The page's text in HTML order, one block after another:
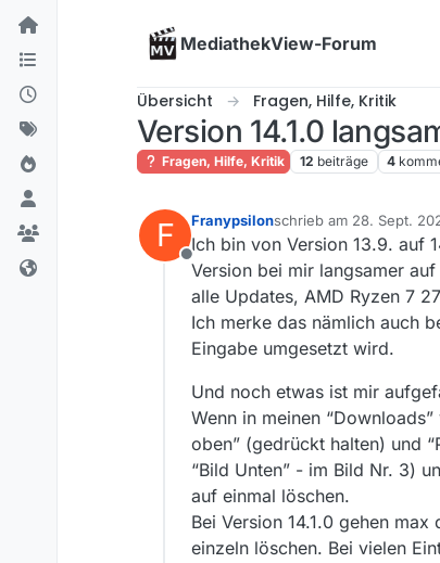
Skip to content
MediathekView-Forum
Übersicht Fragen, Hilfe, Kritik
Version 14.1.0
Fragen, Hilfe, Kritik 12 beiträge 4
F
Offline
Franypsilonschrieb am 28. Sept.
zuletzt editiert von
Ich bin von Version 13.9. auf
Version bei mir langsamer
alle Updates, AMD Ryzen 7
Ich merke das nämlich auch
Eingabe umgesetzt wird.
Und noch etwas ist mir
Wenn in meinen
oben” (gedrückt halten) und
“Bild Unten” - im Bild Nr. 3)
auf einmal löschen.
Bei Version 14.1.0 gehen
einzeln löschen. Bei vielen